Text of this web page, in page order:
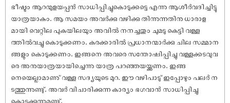
ഭീഷ്ടം ആറന്മുളയപ്പൻ സാധിപ്പിച്ചുകൊടുക്കട്ടെ എന്നു ആശീർവദിച്ചിട്ടു
യാത്രയാകും. ആ സമയം അവർക്കു വഴിക്കു തിന്നുന്നതിനു ധാരാള
മായി വെറ്റില പുകയിലയും അവിൽ നനച്ചതും ചുമടു കെട്ടി വള്ള
ത്തിൽവച്ചു കൊടുക്കണം. കരക്കാരിൽ പ്രധാനന്മാർക്കു ചില സമ്മാന
ങ്ങളും കൊടുക്കണം. ഇങ്ങനെ അവരെ സന്തോ‌ഷിപ്പിച്ചു വള്ളക്കടവുവ
രെ അനുയാത്രയായിച്ചെന്നു യാത്ര പറഞ്ഞയയ്ക്കണം. ഇങ്ങ
നെയെല്ലാമാണു് വള്ള സദ്യയുടെ മുറ. ഈ വഴിപാടു് ഇപ്പോഴും പലർ ന
ടത്തുന്നുണ്ടു്. അവർ വിചാരിക്കുന്ന കാര്യം ഭഗവാൻ സാധിപ്പിച്ചു
കൊടുക്കുന്നുമുണ്ടു്.